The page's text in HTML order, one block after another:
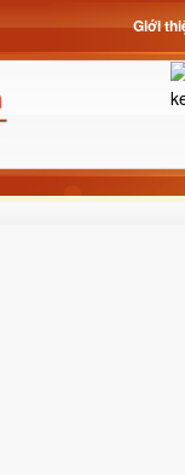
Giới